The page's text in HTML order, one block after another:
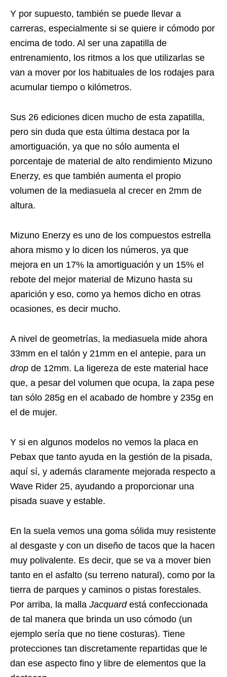
Y por supuesto, también se puede llevar a
carreras, especialmente si se quiere ir cómodo por
encima de todo. Al ser una zapatilla de
entrenamiento, los ritmos a los que utilizarlas se
van a mover por los habituales de los rodajes para
acumular tiempo o kilómetros.
Sus 26 ediciones dicen mucho de esta zapatilla,
pero sin duda que esta última destaca por la
amortiguación, ya que no sólo aumenta el
porcentaje de material de alto rendimiento Mizuno
Enerzy, es que también aumenta el propio
volumen de la mediasuela al crecer en 2mm de
altura.
Mizuno Enerzy es uno de los compuestos estrella
ahora mismo y lo dicen los números, ya que
mejora en un 17% la amortiguación y un 15% el
rebote del mejor material de Mizuno hasta su
aparición y eso, como ya hemos dicho en otras
ocasiones, es decir mucho.
A nivel de geometrías, la mediasuela mide ahora
33mm en el talón y 21mm en el antepie, para un
drop de 12mm. La ligereza de este material hace
que, a pesar del volumen que ocupa, la zapa pese
tan sólo 285g en el acabado de hombre y 235g en
el de mujer.
Y si en algunos modelos no vemos la placa en
Pebax que tanto ayuda en la gestión de la pisada,
aquí sí, y además claramente mejorada respecto a
Wave Rider 25, ayudando a proporcionar una
pisada suave y estable.
En la suela vemos una goma sólida muy resistente
al desgaste y con un diseño de tacos que la hacen
muy polivalente. Es decir, que se va a mover bien
tanto en el asfalto (su terreno natural), como por la
tierra de parques y caminos o pistas forestales.
Por arriba, la malla Jacquardestá confeccionada
de tal manera que brinda un uso cómodo (un
ejemplo sería que no tiene costuras). Tiene
protecciones tan discretamente repartidas que le
dan ese aspecto fino y libre de elementos que la